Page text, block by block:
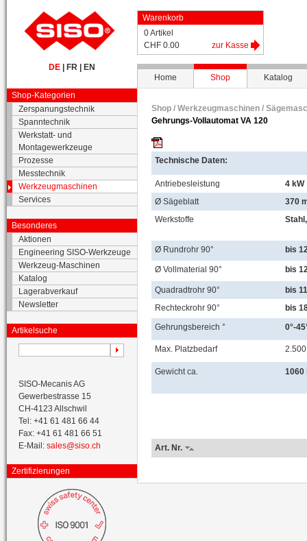
DE FR EN
Warenkorb
0 Artikel
CHF 0.00
zur Kasse
Home Shop
Katalog
Shop-Kategorien
Zerspanungstechnik
Spanntechnik
Werkstatt- und
Montagewerkzeuge
Prozesse
Messtechnik
Werkzeugmaschinen
Services
Besonderes
Aktionen
Engineering SISO-Werkzeuge
Werkzeug-Maschinen
Katalog
Lagerabverkauf
Newsletter
Artikelsuche
SISO-Mecanis AG
Gewerbestrasse 15
CH-4123 Allschwil
Tel: +41 61 481 66 44
Fax: +41 61 481 66 51
E-Mail: sales@siso.ch
Zertifizierungen
Shop / Werkzeugmaschinen /
Gehrungs-Vollautomat VA 120
Technische Daten:
Antriebesleistung
4 kW
Ø Sägeblatt
370
Werkstoffe
Ø Rundrohr 90° bis
Ø Vollmaterial 90° bis
Quadradtrohr 90°
bis
Rechteckrohr 90°
bis
Gehrungsbereich °
0°-
Max. Platzbedarf
Gewicht ca. 1060
Art. Nr.